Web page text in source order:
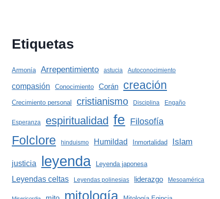
Etiquetas
Armonía Arrepentimiento astucia Autoconocimiento
compasión Conocimiento Corán creación
Crecimiento personal cristianismo Disciplina Engaño
Esperanza espiritualidad fe Filosofía
Folclore hinduismo Humildad Inmortalidad Islam
justicia leyenda Leyenda japonesa
Leyendas celtas Leyendas polinesias liderazgo Mesoamérica
mitología